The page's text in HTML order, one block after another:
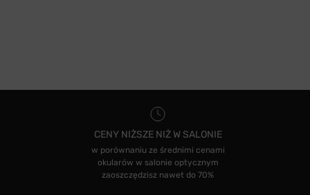
CENY NIŻSZE NIŻ W SALONIE
w porównaniu ze średnimi cenami
okularów w salonie optycznym
zaoszczędzisz nawet do 70%